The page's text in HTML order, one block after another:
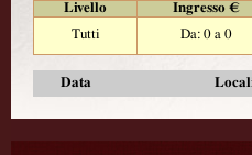
Livello
Ingresso €
Tutti
Da: 0 a 0
Data